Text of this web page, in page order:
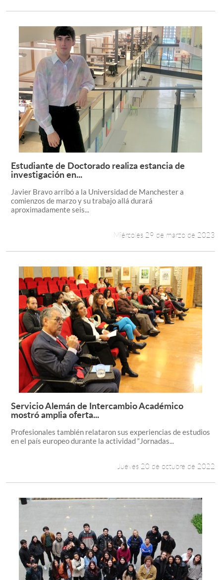
Leer más +
Estudiante de Doctorado realiza estancia de
investigación en...
Javier Bravo arribó a la Universidad de Manchester a
comienzos de marzo y su trabajo allá durará
aproximadamente seis...
Miércoles 29 de marzo de 2023
Leer más +
Servicio Alemán de Intercambio Académico
mostró amplia oferta...
Profesionales también relataron sus experiencias de estudios
en el país europeo durante la actividad “Jornadas...
Jueves 20 de octubre de 2022